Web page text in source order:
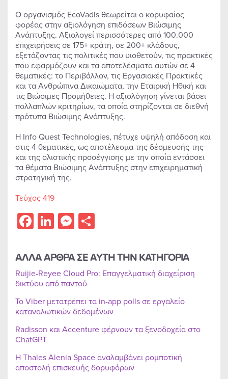
Ο οργανισμός EcoVadis θεωρείται o κορυφαίος
φορέας στην αξιολόγηση επιδόσεων Βιώσιμης
Ανάπτυξης. Αξιολογεί περισσότερες από 100.000
επιχειρήσεις σε 175+ κράτη, σε 200+ κλάδους,
εξετάζοντας τις πολιτικές που υιοθετούν, τις πρακτικές
που εφαρμόζουν και τα αποτελέσματα αυτών σε 4
θεματικές: το Περιβάλλον, τις Εργασιακές Πρακτικές
και τα Ανθρώπινα Δικαιώματα, την Εταιρική Ηθική και
τις Βιώσιμες Προμήθειες. Η αξιολόγηση γίνεται βάσει
πολλαπλών κριτηρίων, τα οποία στηρίζονται σε διεθνή
πρότυπα Βιώσιμης Ανάπτυξης.
Η Info Quest Technologies, πέτυχε υψηλή απόδοση και
στις 4 θεματικές, ως αποτέλεσμα της δέσμευσής της
και της ολιστικής προσέγγισης με την οποία εντάσσει
τα θέματα Βιώσιμης Ανάπτυξης στην επιχειρηματική
στρατηγική της.
Τεύχος 419
Facebook
LinkedIn
Messenger
ΑΛΛΑ ΑΡΘΡΑ ΣΕ ΑΥΤΗ ΤΗΝ ΚΑΤΗΓΟΡΙΑ
Ruijie-Reyee Cloud Pro: Επαγγελματική διαχείριση
δικτύου από παντού
Το Viber μετατρέπει τα in-app polls σε εργαλείο
καταναλωτικών δεδομένων
Radisson και Accenture φέρνουν τα ξενοδοχεία στο
ChatGPT
Η Thales Alenia Space αναλαμβάνει ρομποτική
αποστολή επισκευής δορυφόρων